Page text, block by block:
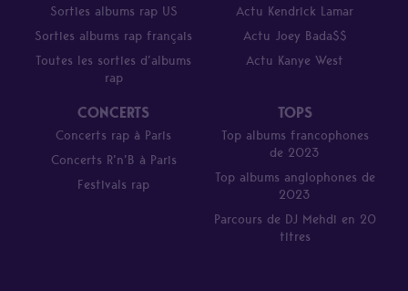
Sorties albums rap US
Sorties albums rap français
Toutes les sorties d’albums
rap
Actu Kendrick Lamar
Actu Joey Bada$$
Actu Kanye West
CONCERTS
Concerts rap à Paris
Concerts R’n’B à Paris
Festivals rap
TOPS
Top albums francophones
de 2023
Top albums anglophones de
2023
Parcours de DJ Mehdi en 20
titres